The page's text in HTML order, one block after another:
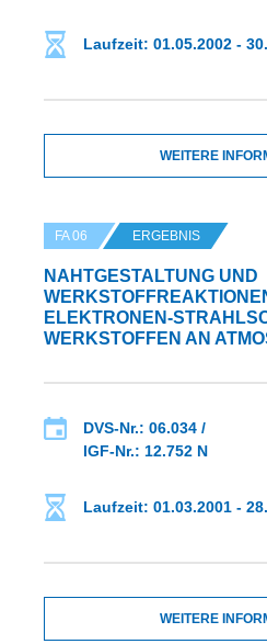
Laufzeit: 01.05.2002 -
WEITERE
FA 06 ERGEBNIS
NAHTGESTALTUNG UND
ELEKTRONEN-
ERKSTOFFEN AN
DVS-Nr.: 06.034 /
IGF-Nr.: 12.752 N
Laufzeit: 01.03.2001 -
WEITERE